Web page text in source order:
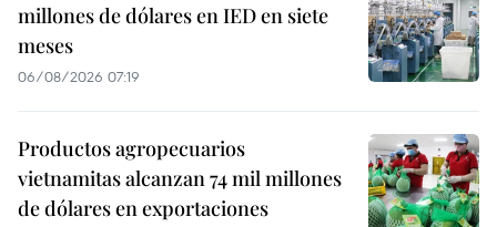
millones de dólares en IED en siete
meses
06/08/2026 07:19
Productos agropecuarios
vietnamitas alcanzan 74 mil millones
de dólares en exportaciones